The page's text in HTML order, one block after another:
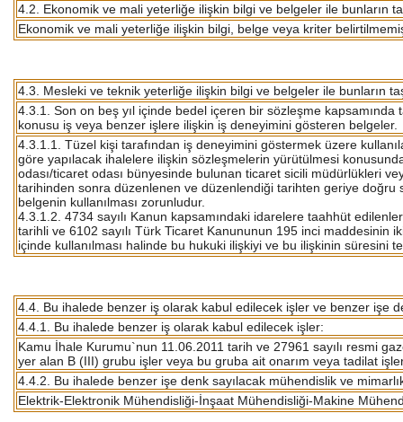
4.2. Ekonomik ve mali yeterliğe ilişkin bilgi ve belgeler ile bunların
Ekonomik ve mali yeterliğe ilişkin bilgi, belge veya kriter
4.3. Mesleki ve teknik yeterliğe ilişkin bilgi ve belgeler ile bunların
4.3.1. Son on beş yıl içinde bedel içeren bir sözleşme
konusu iş veya benzer işlere ilişkin iş deneyimini gösteren belgeler.
4.3.1.1. Tüzel kişi tarafından iş deneyimini göstermek üzere
göre yapılacak ihalelere ilişkin sözleşmelerin yürütülmesi
odası/ticaret odası bünyesinde bulunan ticaret sicili müdürlükleri
tarihinden sonra düzenlenen ve düzenlendiği tarihten geriye doğru
belgenin kullanılması zorunludur.
4.3.1.2. 4734 sayılı Kanun kapsamındaki idarelere taahhüt
tarihli ve 6102 sayılı Türk Ticaret Kanununun 195 inci maddesinin
içinde kullanılması halinde bu hukuki ilişkiyi ve bu ilişkinin süresini
4.4. Bu ihalede benzer iş olarak kabul edilecek işler ve benzer işe
4.4.1. Bu ihalede benzer iş olarak kabul edilecek işler:
Kamu İhale Kurumu`nun 11.06.2011 tarih ve 27961 sayılı resmi
yer alan B (III) grubu işler veya bu gruba ait onarım veya tadilat
4.4.2. Bu ihalede benzer işe denk sayılacak mühendislik ve
Elektrik-Elektronik Mühendisliği-İnşaat Mühendisliği-Makine